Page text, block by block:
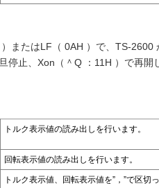
またはLF（ 0AH ）で、TS-2600
止、Xon（＾Q ：11H ）で再開
トルク表示値の読み出しを行います。
回転表示値の読み出しを行います。
トルク表示値、回転表示値を”，”で区切